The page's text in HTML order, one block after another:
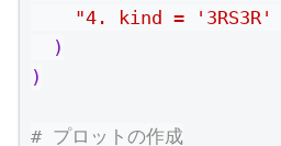
"4. kind = '3RS3R'
  )
)
# プロットの作成